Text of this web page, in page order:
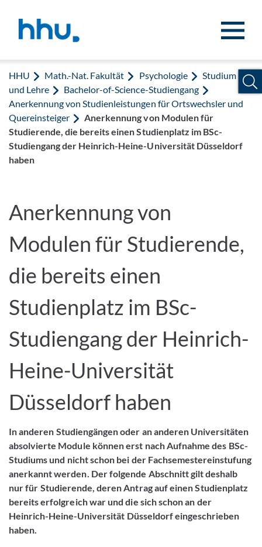
HHU Math.-Nat. Fakultät Psychologie
Studium
und Lehre
Bachelor-of-Science-Studiengang
Anerkennung von Studienleistungen für Ortswechsler und
Quereinsteiger
Anerkennung von Modulen für
Studierende, die bereits einen Studienplatz im BSc-
Studiengang der Heinrich-Heine-Universität Düsseldorf
haben
Anerkennung von
Modulen für Studierende,
die bereits einen
Studienplatz im BSc-
Studiengang der Heinrich-
Heine-Universität
Düsseldorf haben
In anderen Studiengängen oder an anderen Universitäten
absolvierte Module können erst nach Aufnahme des BSc-
Studiums und nicht schon bei der Fachsemestereinstufung
anerkannt werden. Der folgende Abschnitt gilt deshalb
nur für Studierende, deren Antrag auf einen Studienplatz
bereits erfolgreich war und die sich schon an der
Heinrich-Heine-Universität Düsseldorf eingeschrieben
haben.